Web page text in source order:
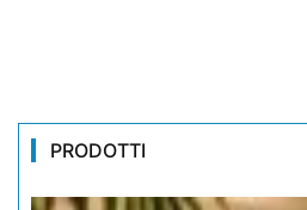
PRODOTTI